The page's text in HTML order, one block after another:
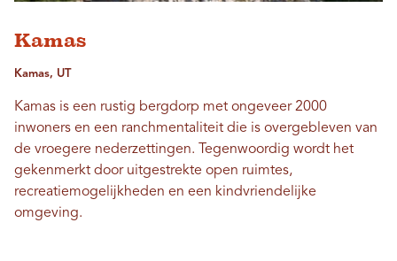
Kamas
Kamas, UT
Kamas is een rustig bergdorp met ongeveer 2000
inwoners en een ranchmentaliteit die is overgebleven van
de vroegere nederzettingen. Tegenwoordig wordt het
gekenmerkt door uitgestrekte open ruimtes,
recreatiemogelijkheden en een kindvriendelijke
omgeving.